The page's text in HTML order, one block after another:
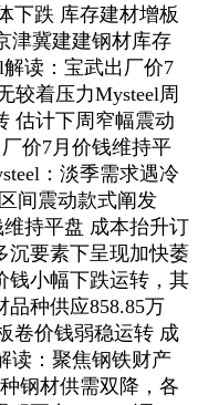
下跌 库存建材增板
津冀建建钢材库存
解读：宝武出厂价7
较着压力Mysteel周
估计下周窄幅震动
厂价7月价钱维持平
：淡季需求遇冷
间震动款式阐发
持平盘 成本抬升订
沉要素下呈现加快萎
钱小幅下跌运转，其
种供应858.85万
卷价钱弱稳运转 成
读：聚焦钢铁财产
钢材供需双降，各